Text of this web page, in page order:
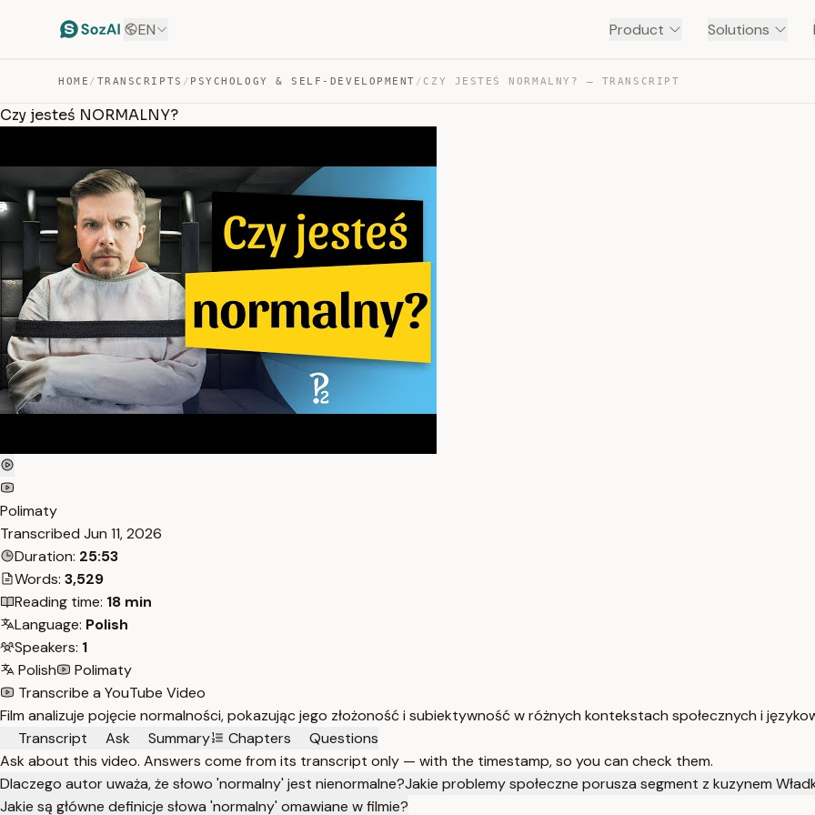
EN Product Solutions
HOME / TRANSCRIPTS / PSYCHOLOGY & SELF-DEVELOPMENT / CZY JESTEŚ NORMALNY? — TRANSCRIPT
Czy jesteś NORMALNY?
Polimaty
Transcribed Jun 11, 2026
Duration: 25:53
Words: 3,529
Reading time: 18 min
Language: Polish
Speakers: 1
Polish
Polimaty
Transcribe a YouTube Video
Film analizuje pojęcie normalności, pokazując jego złożoność i subiektywność w różnych kontekstach społecznych i
Transcript
Ask Summary Chapters
Questions
Ask about this video. Answers come from its transcript only — with the timestamp, so you can check them.
Dlaczego autor uważa, że słowo 'normalny' jest nienormalne?Jakie problemy społeczne porusza segment z kuzynem
Jakie są główne definicje słowa 'normalny' omawiane w filmie?